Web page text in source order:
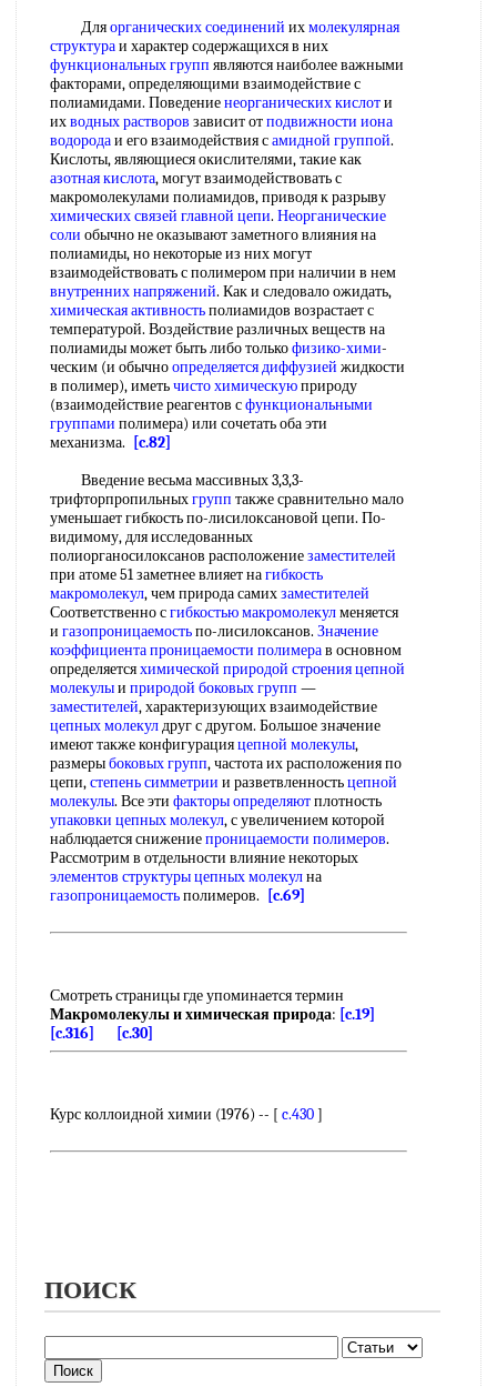
Дляорганических соединений ихмолекулярная
структураи характер содержащихся в них
функциональных групп являются наиболее важными
факторами, определяющими взаимодействие с
полиамидами. Поведениенеорганических кислоти
ихводных растворов зависит отподвижности иона
водородаи его взаимодействия самидной группой.
Кислоты, являющиеся окислителями, такие как
азотная кислота, могут взаимодействовать с
макромолекулами полиамидов, приводя к разрыву
химических связей главной цепи. Неорганические
соли обычно не оказывают заметного влияния на
полиамиды, но некоторые из них могут
взаимодействовать с полимером при наличии в нем
внутренних напряжений. Как и следовало ожидать,
химическая активностьполиамидов возрастает с
температурой. Воздействие различных веществ на
полиамиды может быть либо толькофизико-хими-
ческим (и обычноопределяется диффузией жидкости
в полимер), иметьчисто химическуюприроду
(взаимодействие реагентов сфункциональными
группами полимера) или сочетать оба эти
механизма.
[c.82]
Введение весьма массивных 3,3,3-
трифторпропильныхгрупп также сравнительно мало
уменьшает гибкость по-лисилоксановой цепи. По-
видимому, для исследованных
полиорганосилоксанов расположениезаместителей
при атоме 51 заметнее влияет нагибкость
макромолекул, чем природа самихзаместителей
Соответственно сгибкостью макромолекулменяется
и газопроницаемостьпо-лисилоксанов. Значение
коэффициентапроницаемости полимерав основном
определяетсяхимической природой строения цепной
молекулыи природой боковых групп —
заместителей, характеризующих взаимодействие
цепных молекулдруг с другом. Большое значение
имеют также конфигурацияцепной молекулы,
размерыбоковых групп, частота их расположения по
цепи,степень симметрии и разветвленностьцепной
молекулы. Все эти факторы определяютплотность
упаковки цепных молекул, с увеличением которой
наблюдается снижениепроницаемости полимеров.
Рассмотрим в отдельности влияние некоторых
элементов структурыцепных молекулна
газопроницаемостьполимеров. [c.69]
Смотреть страницы где упоминается термин
Макромолекулы и химическая природа: [c.19]
[c.316]
[c.30]
Курс коллоидной химии (1976) -- [ c.430]
ПОИСК